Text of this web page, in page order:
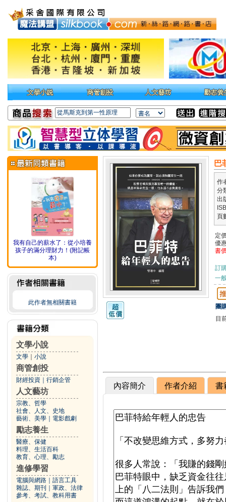
我有自己的薪水了：從小培養
孩子的滿分理財力！(附記帳
本)
此作者無相關書籍
文學小說
文學 小說
商管創投
財經投資 行銷企管
人文藝坊
宗教、哲學
社會、人文、史地
藝術、美學
電影戲劇
勵志養生
醫療、保健
料理、生活百科
教育、心理、勵志
進修學習
電腦與網路
語言工具
雜誌、期刊
軍政、法律
參考、考試、教科用書
巴
作
分
出
頁
定
優
書
訂
一
團
目
內容簡介 作者介紹 書